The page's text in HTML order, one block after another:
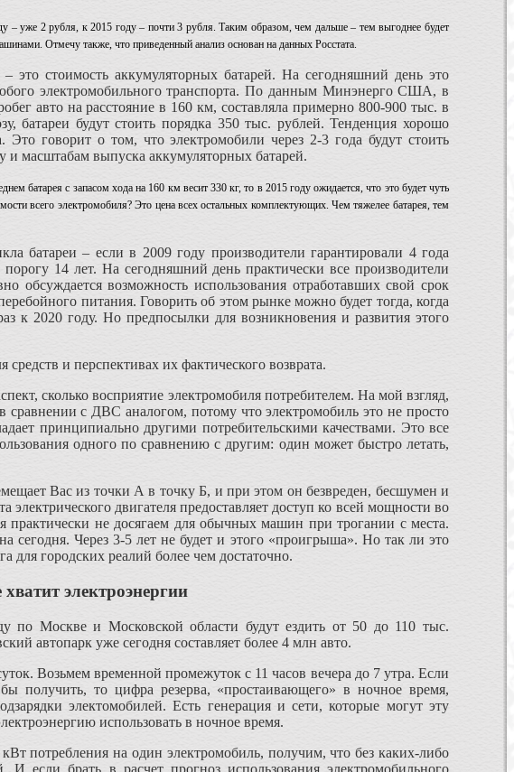
уже 2 рубля, к 2015 году – почти 3 рубля. Таким образом, чем дальше – тем выгоднее будет
Отмечу также, что приведенный анализ основан на данных Росстата.
это стоимость аккумуляторных батарей. На сегодняшний день это
электромобильного транспорта. По данным Минэнерго США, в
авто на расстояние в 160 км, составляла примерно 800-900 тыс. в
батареи будут стоить порядка 350 тыс. рублей. Тенденция хорошо
говорит о том, что электромобили через 2-3 года будут стоить
и масштабам выпуска аккумуляторных батарей.
батарея с запасом хода на 160 км весит 330 кг, то в 2015 году ожидается, что это будет чуть
всего электромобиля? Это цена всех остальных комплектующих. Чем тяжелее батарея, тем
батареи – если в 2009 году производители гарантировали 4 года
14 лет. На сегодняшний день практически все производители
обсуждается возможность использования отработавших свой срок
питания. Говорить об этом рынке можно будет тогда, когда
к 2020 году. Но предпосылки для возникновения и развития этого
и перспективах их фактического возврата.
сколько восприятие электромобиля потребителем. На мой взгляд,
сравнении с ДВС аналогом, потому что электромобиль это не просто
принципиально другими потребительскими качествами. Это все
одного по сравнению с другим: один может быстро летать,
Вас из точки А в точку Б, и при этом он безвреден, бесшумен и
двигателя предоставляет доступ ко всей мощности во
практически не досягаем для обычных машин при трогании с места.
сегодня. Через 3-5 лет не будет и этого «проигрыша». Но так ли это
для городских реалий более чем достаточно.
электроэнергии
по Москве и Московской области будут ездить от 50 до 110 тыс.
автопарк уже сегодня составляет более 4 млн авто.
Возьмем временной промежуток с 11 часов вечера до 7 утра. Если
получить, то цифра резерва, «простаивающего» в ночное время,
электомобилей. Есть генерация и сети, которые могут эту
использовать в ночное время.
потребления на один электромобиль, получим, что без каких-либо
если брать в расчет прогноз использования электромобильного